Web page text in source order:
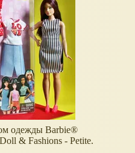
одежды Barbie®
& Fashions - Petite.